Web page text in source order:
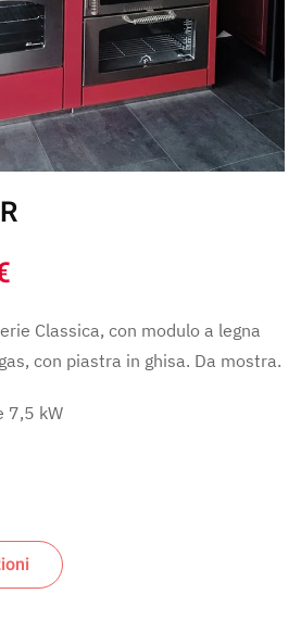
Classica, con modulo a legna
con piastra in ghisa. Da mostra.
7,5 kW